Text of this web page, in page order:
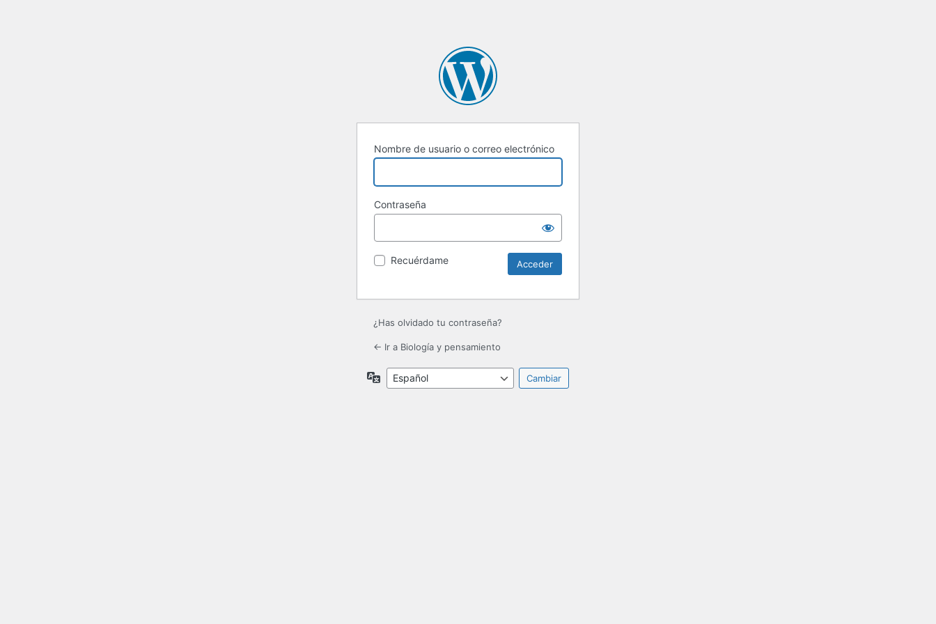
Nombre de usuario o correo electrónico
Contraseña
Recuérdame
¿Has olvidado tu contraseña?
← Ir a Biología y pensamiento
Idioma